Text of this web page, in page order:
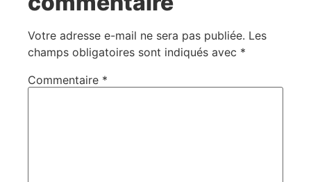
Votre adresse e-mail ne sera pas publiée. Les
champs obligatoires sont indiqués avec *
Commentaire *